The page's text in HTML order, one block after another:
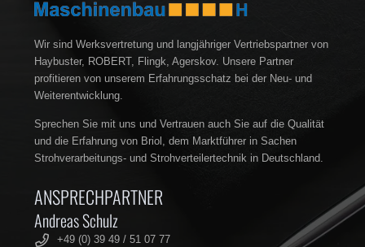
Wir sind Werksvertretung und langjähriger Vertriebspartner von
Haybuster, ROBERT, Flingk, Agerskov. Unsere Partner
profitieren von unserem Erfahrungsschatz bei der Neu- und
Weiterentwicklung.
Sprechen Sie mit uns und Vertrauen auch Sie auf die Qualität
und die Erfahrung von Briol, dem Marktführer in Sachen
Strohverarbeitungs- und Strohverteilertechnik in Deutschland.
ANSPRECHPARTNER
Andreas Schulz
+49 (0) 39 49 / 51 07 77